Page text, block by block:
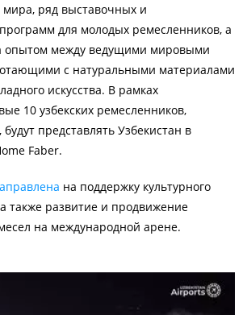
мира, ряд выставочных и
для молодых ремесленников, а
опытом между ведущими мировыми
с натуральными материалами
искусства. В рамках
10 узбекских ремесленников,
представлять Узбекистан в
Faber.
на поддержку культурного
также развитие и продвижение
на международной арене.